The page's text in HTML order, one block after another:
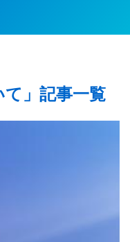
て」記事一覧